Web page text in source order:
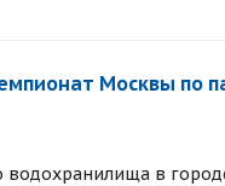
Москвы по
водохранилища в